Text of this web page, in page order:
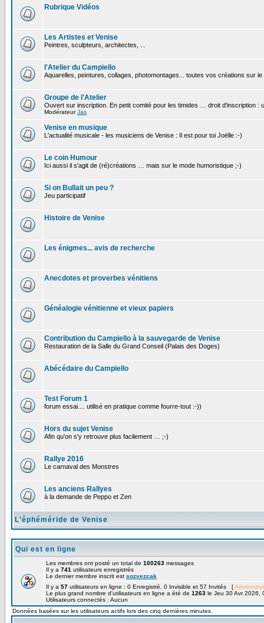
Rubrique Vidéos
Les Artistes et Venise
Peintres, sculpteurs, architectes, ...
l'Atelier du Campiello
Aquarelles, peintures, collages, photomontages... toutes vos créations sur le
Groupe de l'Atelier
Ouvert sur inscription. En petit comité pour les timides … droit d’inscription :
ModérateurJas
Venise en musique
L'actualité musicale - les musiciens de Venise : Il est pour toi Joëlle :-)
Le coin Humour
Ici aussi il s'agit de (ré)créations … mais sur le mode humoristique ;-)
Si on Bullait un peu ?
Jeu participatif
Histoire de Venise
Les énigmes... avis de recherche
Anecdotes et proverbes vénitiens
Généalogie vénitienne et vieux papiers
Contribution du Campiello à la sauvegarde de Venise
Restauration de la Salle du Grand Conseil (Palais des Doges)
Abécédaire du Campiello
Test Forum 1
forum essai.... utilisé en pratique comme fourre-tout :-))
Hors du sujet Venise
Afin qu'on s'y retrouve plus facilement … ;-)
Rallye 2016
Le carnaval des Monstres
Les anciens Rallyes
à la demande de Peppo et Zen
L'éphéméride de Venise
Qui est en ligne
Les membres ont posté un total de 100263 messages
Il y a 741 utilisateurs enregistrés
Le dernier membre inscrit est sozvezcak
Il y a 57 utilisateurs en ligne : 0 Enregistré, 0 Invisible et 57 Invités [
Le plus grand nombre d'utilisateurs en ligne a été de 1263 le Jeu 30 Avr 2026,
Utilisateurs connectés : Aucun
Données basées sur les utilisateurs actifs lors des cinq dernières minutes.